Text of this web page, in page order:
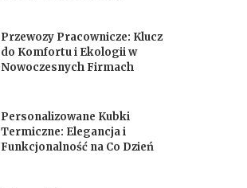
Przewozy Pracownicze: Klucz
do Komfortu i Ekologii w
Nowoczesnych Firmach
Personalizowane Kubki
Termiczne: Elegancja i
Funkcjonalność na Co Dzień